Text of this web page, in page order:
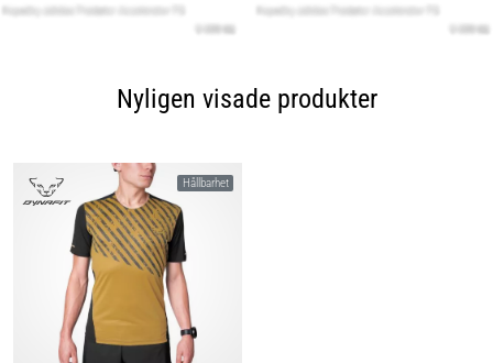
Nyligen visade produkter
Hållbarhet